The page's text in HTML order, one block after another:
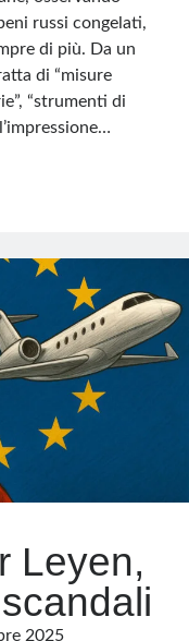
russi congelati,
di più. Da un
di “misure
“strumenti di
Leyen,
2025